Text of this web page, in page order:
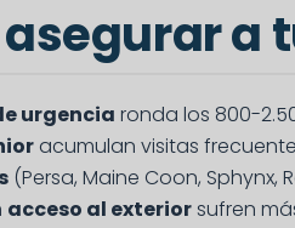
asegurar a
urgencia ronda los 800-
acumulan visitas
(Persa, Maine Coon,
acceso al exteriorsufren